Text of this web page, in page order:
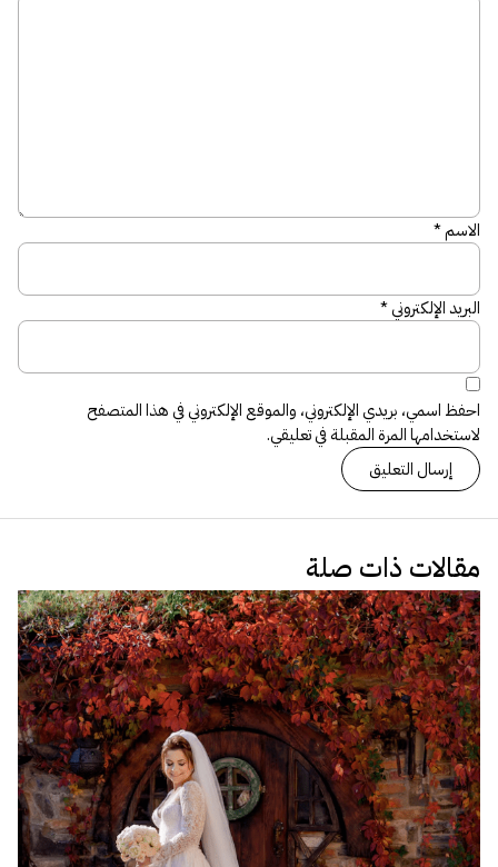
الاسم*
البريد الإلكتروني*
احفظ اسمي، بريدي الإلكتروني، والموقع الإلكتروني في هذا المتصفح
لاستخدامها المرة المقبلة في تعليقي.
مقالات ذات صلة